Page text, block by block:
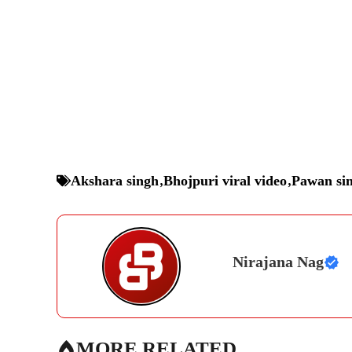
Akshara singh,Bhojpuri viral video,Pawan
Nirajana Nag